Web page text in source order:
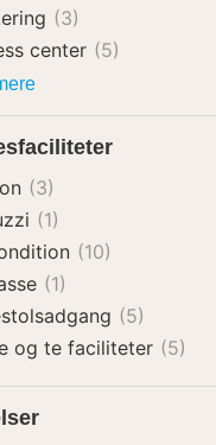
(3)
center (5)
Faciliteter
(3)
(1)
(10)
(1)
(5)
og te faciliteter (5)